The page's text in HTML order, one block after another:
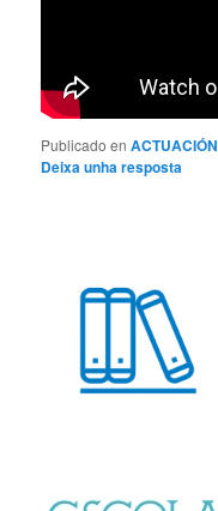
Publicado en ACTUACIÓN
Deixa unha resposta